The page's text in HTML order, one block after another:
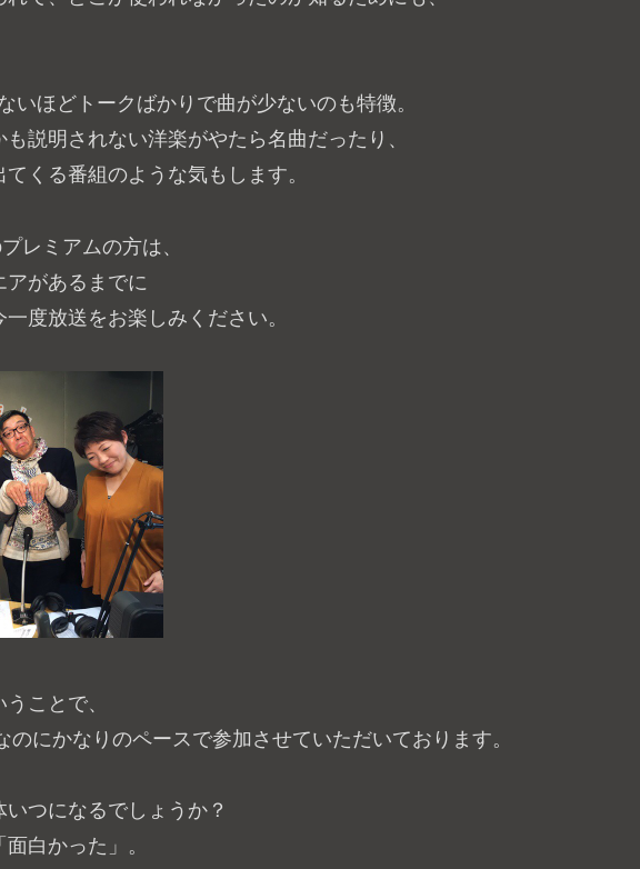
いほどトークばかりで曲が少ないのも特徴。
説明されない洋楽がやたら名曲だったり、
くる番組のような気もします。
レミアムの方は、
があるまでに
度放送をお楽しみください。
ことで、
のにかなりのペースで参加させていただいております。
つになるでしょうか？
白かった」。